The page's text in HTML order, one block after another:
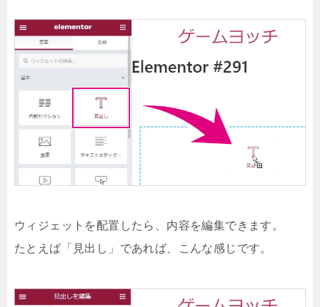
ウィジェットを配置したら、内容を編集できます。
たとえば「見出し」であれば、こんな感じです。